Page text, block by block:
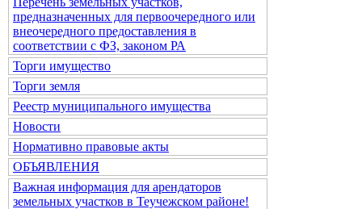
предназначенных для первоочередного или
внеочередного предоставления в
соответствии с ФЗ, законом РА
Торги имущество
Торги земля
Реестр муниципального имущества
Новости
Нормативно правовые акты
ОБЪЯВЛЕНИЯ
Важная информация для арендаторов
земельных участков в Теучежском районе!